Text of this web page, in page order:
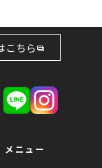
こちら
メニュー